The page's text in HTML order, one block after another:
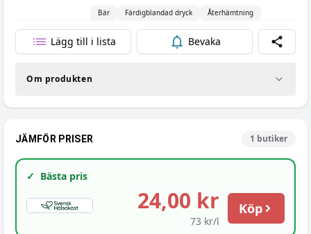
Bär Färdigblandad dryck Återhämtning
Lägg till i lista Bevaka Dela
Om produkten
JÄMFÖR PRISER 1 butiker
✓ Bästa pris
24,00 kr
73 kr/l
Köp